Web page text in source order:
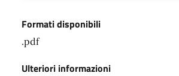
Formati disponibili
.pdf
Ulteriori informazioni